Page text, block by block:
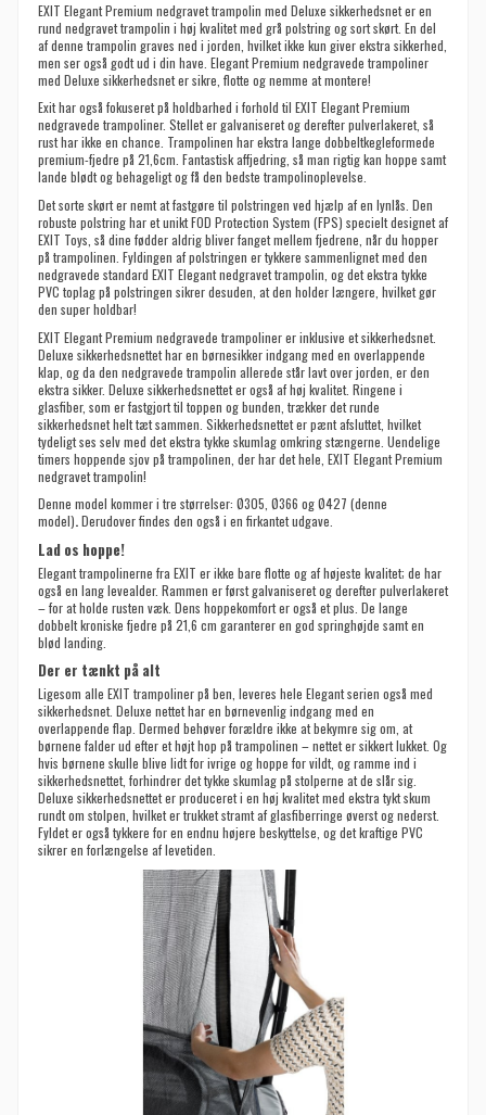
EXIT Elegant Premium nedgravet trampolin med Deluxe sikkerhedsnet er en
rund nedgravet trampolin i høj kvalitet med grå polstring og sort skørt. En del
af denne trampolin graves ned i jorden, hvilket ikke kun giver ekstra sikkerhed,
men ser også godt ud i din have. Elegant Premium nedgravede trampoliner
med Deluxe sikkerhedsnet er sikre, flotte og nemme at montere!
Exit har også fokuseret på holdbarhed i forhold til EXIT Elegant Premium
nedgravede trampoliner. Stellet er galvaniseret og derefter pulverlakeret, så
rust har ikke en chance. Trampolinen har ekstra lange dobbeltkegleformede
premium-fjedre på 21,6cm. Fantastisk affjedring, så man rigtig kan hoppe samt
lande blødt og behageligt og få den bedste trampolinoplevelse.
Det sorte skørt er nemt at fastgøre til polstringen ved hjælp af en lynlås. Den
robuste polstring har et unikt FOD Protection System (FPS) specielt designet af
EXIT Toys, så dine fødder aldrig bliver fanget mellem fjedrene, når du hopper
på trampolinen. Fyldingen af polstringen er tykkere sammenlignet med den
nedgravede standard EXIT Elegant nedgravet trampolin, og det ekstra tykke
PVC toplag på polstringen sikrer desuden, at den holder længere, hvilket gør
den super holdbar!
EXIT Elegant Premium nedgravede trampoliner er inklusive et sikkerhedsnet.
Deluxe sikkerhedsnettet har en børnesikker indgang med en overlappende
klap, og da den nedgravede trampolin allerede står lavt over jorden, er den
ekstra sikker. Deluxe sikkerhedsnettet er også af høj kvalitet. Ringene i
glasfiber, som er fastgjort til toppen og bunden, trækker det runde
sikkerhedsnet helt tæt sammen. Sikkerhedsnettet er pænt afsluttet, hvilket
tydeligt ses selv med det ekstra tykke skumlag omkring stængerne. Uendelige
timers hoppende sjov på trampolinen, der har det hele, EXIT Elegant Premium
nedgravet trampolin!
Denne model kommer i tre størrelser: Ø305, Ø366 og Ø427 (denne
model).Derudover findes den også i en firkantet udgave.
Lad os hoppe!
Elegant trampolinerne fra EXIT er ikke bare flotte og af højeste kvalitet; de har
også en lang levealder. Rammen er først galvaniseret og derefter pulverlakeret
– for at holde rusten væk. Dens hoppekomfort er også et plus. De lange
dobbelt kroniske fjedre på 21,6 cm garanterer en god springhøjde samt en
blød landing.
Der er tænkt på alt
Ligesom alle EXIT trampoliner på ben, leveres hele Elegant serien også med
sikkerhedsnet. Deluxe nettet har en børnevenlig indgang med en
overlappende flap. Dermed behøver forældre ikke at bekymre sig om, at
børnene falder ud efter et højt hop på trampolinen – nettet er sikkert lukket. Og
hvis børnene skulle blive lidt for ivrige og hoppe for vildt, og ramme ind i
sikkerhedsnettet, forhindrer det tykke skumlag på stolperne at de slår sig.
Deluxe sikkerhedsnettet er produceret i en høj kvalitet med ekstra tykt skum
rundt om stolpen, hvilket er trukket stramt af glasfiberringe øverst og nederst.
Fyldet er også tykkere for en endnu højere beskyttelse, og det kraftige PVC
sikrer en forlængelse af levetiden.